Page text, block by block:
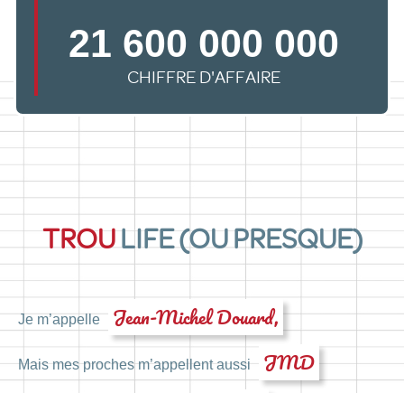
CHIFFRE D'AFFAIRE
21 600 000 000
TROULIFE (OU PRESQUE)
Je m’appelle Jean-Michel Douard,
Mais mes proches m’appellent aussi
JMD